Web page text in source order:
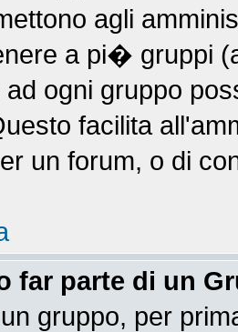
agli
a pi� gruppi
ogni gruppo
facilita
un forum, o di
far parte di un
gruppo, per